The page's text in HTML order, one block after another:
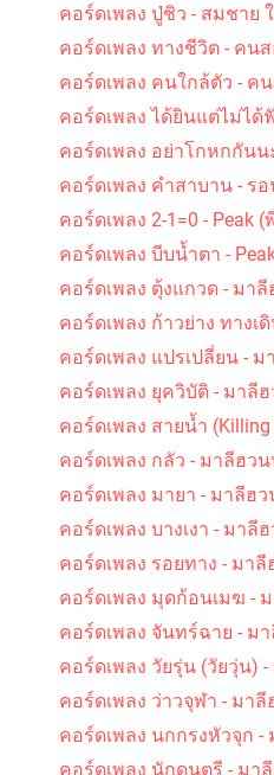
คอร์ดเพลง นางส
คอร์ดเพลง ไว้ใ
คอร์ดเพลง ปู่ชิว - สมชาย
คอร์ดเพลง ทางชีวิต - คน
คอร์ดเพลง คนใกล้ตัว - ค
คอร์ดเพลง ได้ยินแต่ไม่ได้
คอร์ดเพลง อย่าโกหกกัน
คอร์ดเพลง คำสาบาน - ร
คอร์ดเพลง 2-1=0 - Peak (
คอร์ดเพลง บีบน้ำตา -
คอร์ดเพลง ตุ้งแกวด - มา
คอร์ดเพลง ก้าวย่าง ทางเ
คอร์ดเพลง แปรเปลี่ยน -
คอร์ดเพลง ยุควิบัติ - มาลี
คอร์ดเพลง สายน้ำ
คอร์ดเพลง กลัว - มาลีฮว
คอร์ดเพลง มายา - มาลีฮ
คอร์ดเพลง บางเงา - มาลี
คอร์ดเพลง รอยทาง - มา
คอร์ดเพลง มุดก้อนเมฆ -
คอร์ดเพลง จันทร์ฉาย - ม
คอร์ดเพลง วัยรุ่น (วัยวุ่น)
คอร์ดเพลง ว่าวจุฬา - มา
คอร์ดเพลง นกกรงหัวจุก -
คอร์ดเพลง นักดนตรี - มา